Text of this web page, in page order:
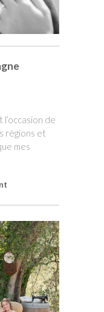
l’occasion de
régions et
mes